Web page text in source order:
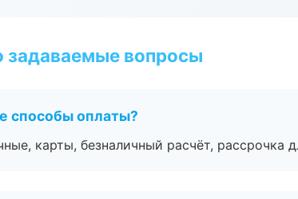
задаваемые вопросы
способы оплаты?
карты, безналичный расчёт, рассрочка